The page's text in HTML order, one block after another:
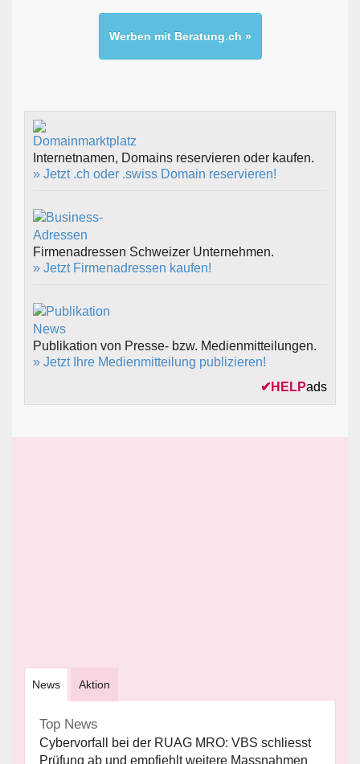
Werben mit Beratung.ch »
Internetnamen, Domains reservieren oder kaufen.
» Jetzt .ch oder .swiss Domain reservieren!
Firmenadressen Schweizer Unternehmen.
» Jetzt Firmenadressen kaufen!
Publikation von Presse- bzw. Medienmitteilungen.
» Jetzt Ihre Medienmitteilung publizieren!
✔ HELPads
News Aktion
Top News
Cybervorfall bei der RUAG MRO: VBS schliesst
Prüfung ab und empfiehlt weitere Massnahmen